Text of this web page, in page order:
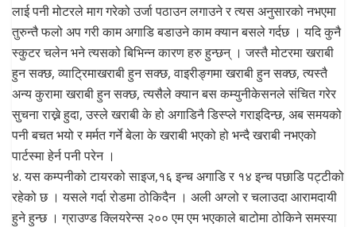
लाई पनी मोटरले माग गरेको उर्जा पठाउन लगाउने र त्यस अनुसारको नभएमा
तुरुन्तै फलो अप गरी काम अगाडि बडाउने काम क्यान बसले गर्दछ । यदि कुनै
स्कुटर चलेन भने त्यसको बिभिन्न कारण हरु हुन्छन् । जस्तै मोटरमा खराबी
हुन सक्छ, व्याट्रिमाखराबी हुन सक्छ, वाइरीङ्गमा खराबी हुन सक्छ, त्यस्तै
अन्य कुरामा खराबी हुन सक्छ, त्यसैले क्यान बस कम्युनीकेसनले संचित गरेर
सुचना राख्ने हुदा, उस्ले खराबी के हो अगाडिनै डिस्प्ले गराइदिन्छ, अब समयको
पनी बचत भयो र मर्मत गर्ने बेला के खराबी भएको हो भन्दै खराबी नभएको
पार्टस्मा हेर्न पनी परेन ।
४. यस कम्पनीको टायरको साइज,१६ इन्च अगाडि र १४ इन्च पछाडि पट्टीको
रहेको छ । यसले गर्दा रोडमा ठोकिदैन । अली अग्लो र चलाउदा आरामदायी
हुने हुन्छ । ग्राउण्ड क्लियरेन्स २०० एम एम भएकाले बाटोमा ठोकिने समस्या